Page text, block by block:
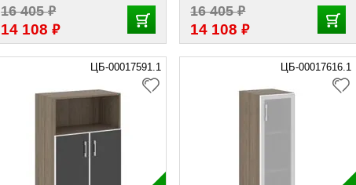
16 405₽
14 108₽
16 405₽
14 108₽
ЦБ-00017591.1 ЦБ-00017616.1